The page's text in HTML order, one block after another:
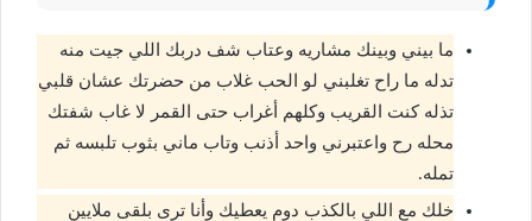
ما بيني وبينك مشاريه وعتاب شف دربك اللي جيت منه
تدله ما راح تغلبني لو الحب غلاب من حضرتك عشان قلبي
تذله كنت القريب وكلهم أغراب حتى القمر لا غاب شفتك
محله رح واعتبرني واحد أذنب وتاب ماني بثوب تلبسه ثم
تمله.
خلك مع اللي بالكذب دوم يعطيك وأنا ترى بلقى ملايين